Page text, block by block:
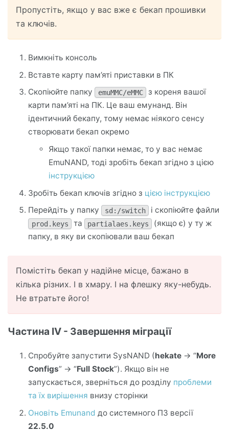
Пропустіть, якщо у вас вже є бекап прошивки
та ключів.
Вимкніть консоль
Вставте карту пам’яті приставки в ПК
Скопіюйте папку
emuMMC/eMMC
з кореня вашої
карти пам’яті на ПК. Це ваш емунанд. Він
ідентичний бекапу, тому немає ніякого сенсу
створювати бекап окремо
Якщо такої папки немає, то у вас немає
EmuNAND, тоді зробіть бекап згідно з цією
інструкцією
Зробіть бекап ключів згідно з цією інструкцією
Перейдіть у папку
sd:/switch і скопіюйте файли
prod.keys та partialaes.keys
(якщо є) у ту ж
папку, в яку ви скопіювали ваш бекап
Помістіть бекап у надійне місце, бажано в
кілька різних. І в хмару. І на флешку яку-небудь.
Не втратьте його!
Частина IV - Завершення міграції
Спробуйте запустити SysNAND (hekate -> “More
Configs” -> “Full Stock”). Якщо він не
запускається, зверніться до розділу проблеми
та їх вирішення внизу сторінки
Оновіть Emunand до системного ПЗ версії
22.5.0